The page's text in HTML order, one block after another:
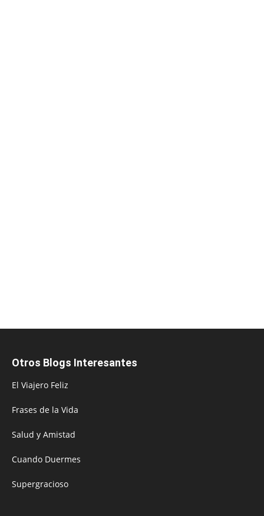
Otros Blogs Interesantes
El Viajero Feliz
Frases de la Vida
Salud y Amistad
Cuando Duermes
Supergracioso